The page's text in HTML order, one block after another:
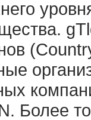
Более